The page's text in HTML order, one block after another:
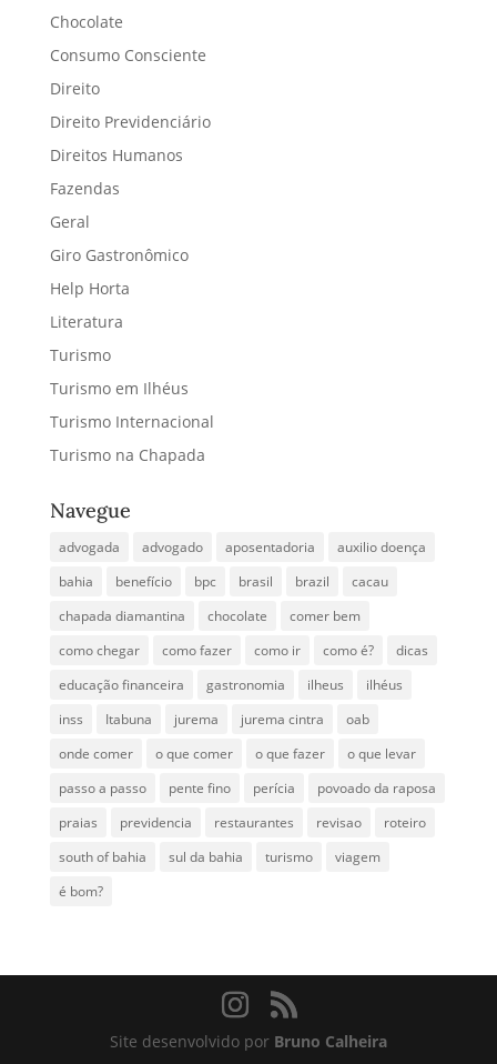
Chocolate
Consumo Consciente
Direito
Direito Previdenciário
Direitos Humanos
Fazendas
Geral
Giro Gastronômico
Help Horta
Literatura
Turismo
Turismo em Ilhéus
Turismo Internacional
Turismo na Chapada
Navegue
advogada advogado aposentadoria
auxilio doença
bahia
benefício bpc brasil brazil
cacau
chapada diamantina
chocolate
comer bem
como chegar
como fazer como ir como é?
dicas
educação financeira
gastronomia ilheus
ilhéus
inss
Itabuna jurema jurema cintra
oab
onde comer
o que comer o que fazer
o que levar
passo a passo
pente fino perícia
povoado da raposa
praias
previdencia restaurantes revisao
roteiro
south of bahia
sul da bahia turismo
viagem
é bom?
Site desenvolvido por Bruno Calheira